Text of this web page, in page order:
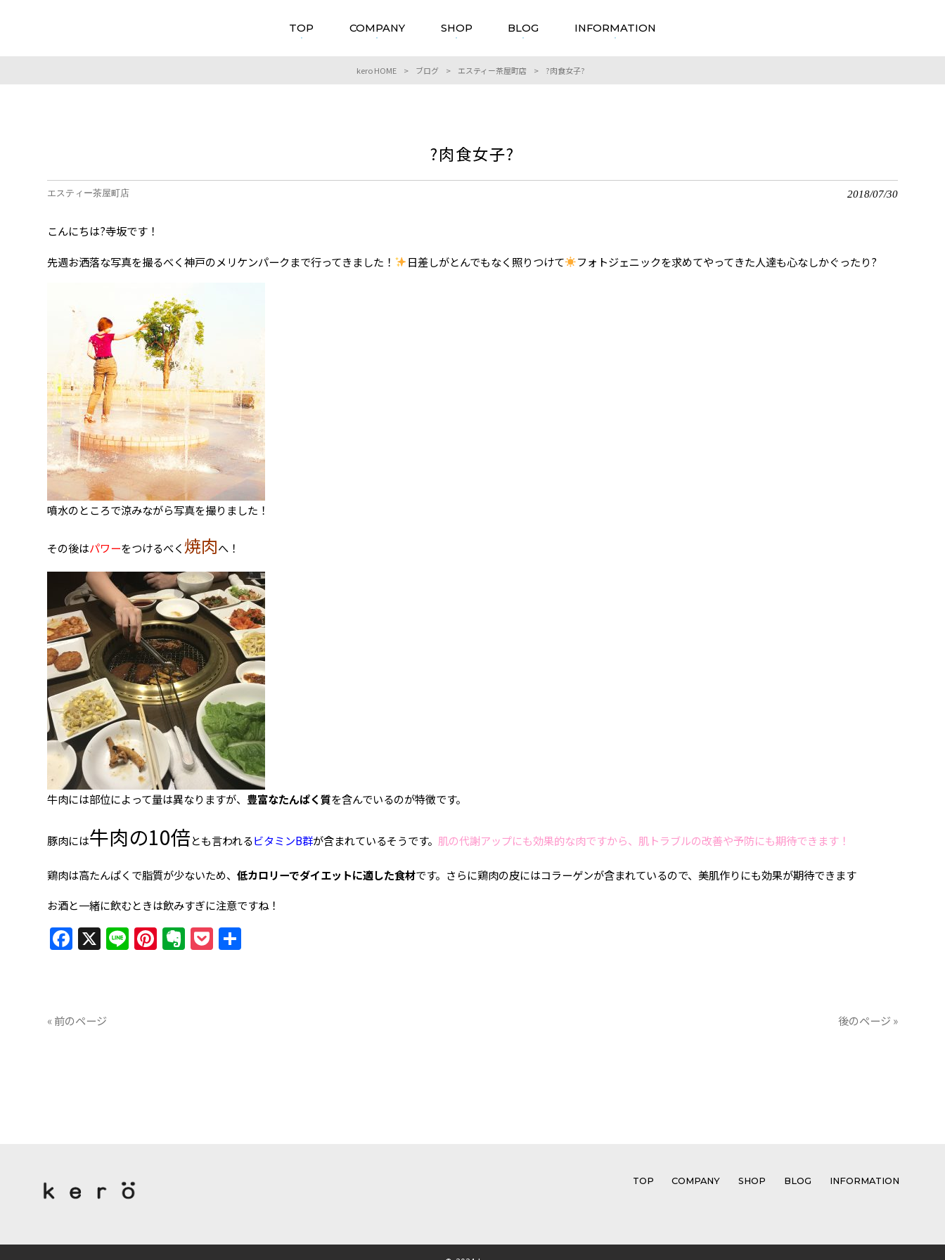
TOP COMPANY SHOP BLOG INFORMATION
kero HOME > ブログ > エスティー茶屋町店 > ?肉食女子?
?肉食女子?
エスティー茶屋町店 2018/07/30
こんにちは?寺坂です！
先週お洒落な写真を撮るべく神戸のメリケンパークまで行ってきました！
日差しがとんでもなく照りつけて フォトジェニックを求めてやってきた人達も心なしかぐったり?
噴水のところで涼みながら写真を撮りました！
その後はパワーをつけるべく焼肉へ！
牛肉には部位によって量は異なりますが、 豊富なたんぱく質を含んでいるのが特徴です。
豚肉には牛肉の10倍とも言われるビタミンB群が含まれているそうです。 肌の代謝アップにも効果的な肉ですから、肌トラブルの改善や予防にも期待できます！
鶏肉は高たんぱくで脂質が少ないため、低カロリーでダイエットに適した食材です。さらに鶏肉の皮にはコラーゲンが含まれているので、美肌作りにも効果が期待できます
お酒と一緒に飲むときは飲みすぎに注意ですね！
Facebook
X LinePinterest
Evernote
Pocket
« 前のページ 後のページ »
TOP COMPANY SHOP BLOG INFORMATION